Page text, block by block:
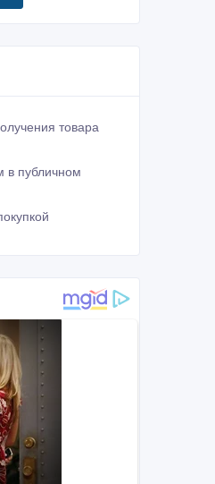
товара
в публичном